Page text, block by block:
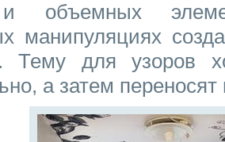
объемных
манипуляциях
Тему для узоров
а затем